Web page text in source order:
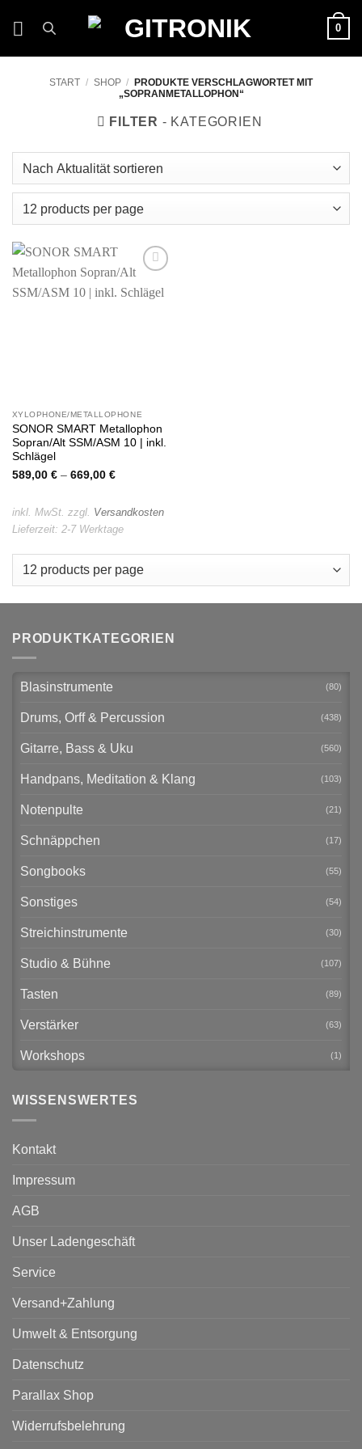
0
START / SHOP /
PRODUKTE VERSCHLAGWORTET MIT
„SOPRANMETALLOPHON“
FILTER
Wunschliste
XYLOPHONE/METALLOPHONE
SONOR SMART Metallophon
Sopran/Alt SSM/ASM 10 | inkl.
Schlägel
589,00 €– 669,00 €
inkl. MwSt. zzgl. Versandkosten
Lieferzeit: 2-7 Werktage
PRODUKTKATEGORIEN
Blasinstrumente (80)
Drums, Orff & Percussion (438)
Gitarre, Bass & Uku (560)
Handpans, Meditation & Klang (103)
Notenpulte (21)
Schnäppchen (17)
Songbooks (55)
Sonstiges (54)
Streichinstrumente (30)
Studio & Bühne (107)
Tasten (89)
Verstärker (63)
Workshops (1)
WISSENSWERTES
Kontakt
Impressum
AGB
Unser Ladengeschäft
Service
Versand+Zahlung
Umwelt & Entsorgung
Datenschutz
Parallax Shop
Widerrufsbelehrung